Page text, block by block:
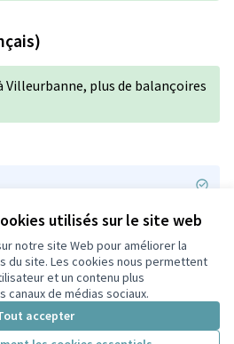
utilisés sur le site web
notre site Web pour améliorer la
du site. Les cookies nous permettent
et un contenu plus
de médias sociaux.
accepter
Villeurbanne, plus de balançoires
Facebook
sur Instagram
sur YouTube